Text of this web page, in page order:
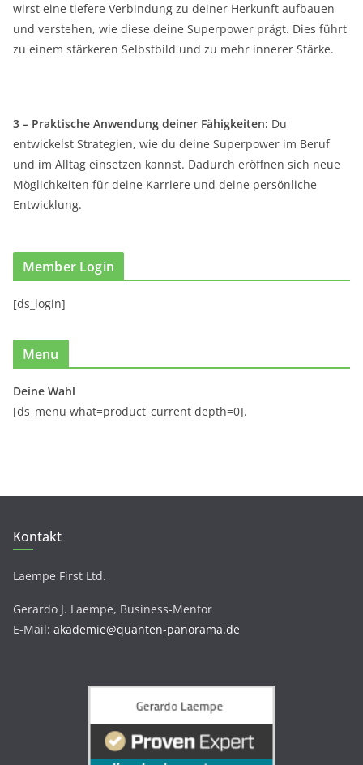
wirst eine tiefere Verbindung zu deiner Herkunft aufbauen
und verstehen, wie diese deine Superpower prägt. Dies führt
zu einem stärkeren Selbstbild und zu mehr innerer Stärke.
3 – Praktische Anwendung deiner Fähigkeiten: Du
entwickelst Strategien, wie du deine Superpower im Beruf
und im Alltag einsetzen kannst. Dadurch eröffnen sich neue
Möglichkeiten für deine Karriere und deine persönliche
Entwicklung.
Member Login
[ds_login]
Menu
Deine Wahl
[ds_menu what=product_current depth=0].
Kontakt
Laempe First Ltd.
Gerardo J. Laempe, Business-Mentor
E-Mail: akademie@quanten-panorama.de